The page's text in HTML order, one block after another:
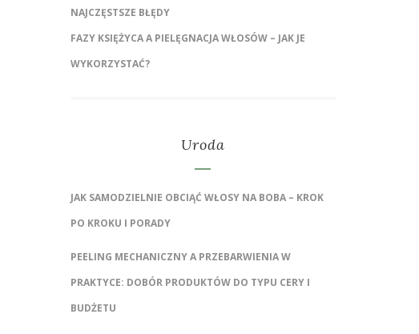
NAJCZĘSTSZE BŁĘDY
FAZY KSIĘŻYCA A PIELĘGNACJA WŁOSÓW – JAK JE
WYKORZYSTAĆ?
Uroda
JAK SAMODZIELNIE OBCIĄĆ WŁOSY NA BOBA – KROK
PO KROKU I PORADY
PEELING MECHANICZNY A PRZEBARWIENIA W
PRAKTYCE: DOBÓR PRODUKTÓW DO TYPU CERY I
BUDŻETU